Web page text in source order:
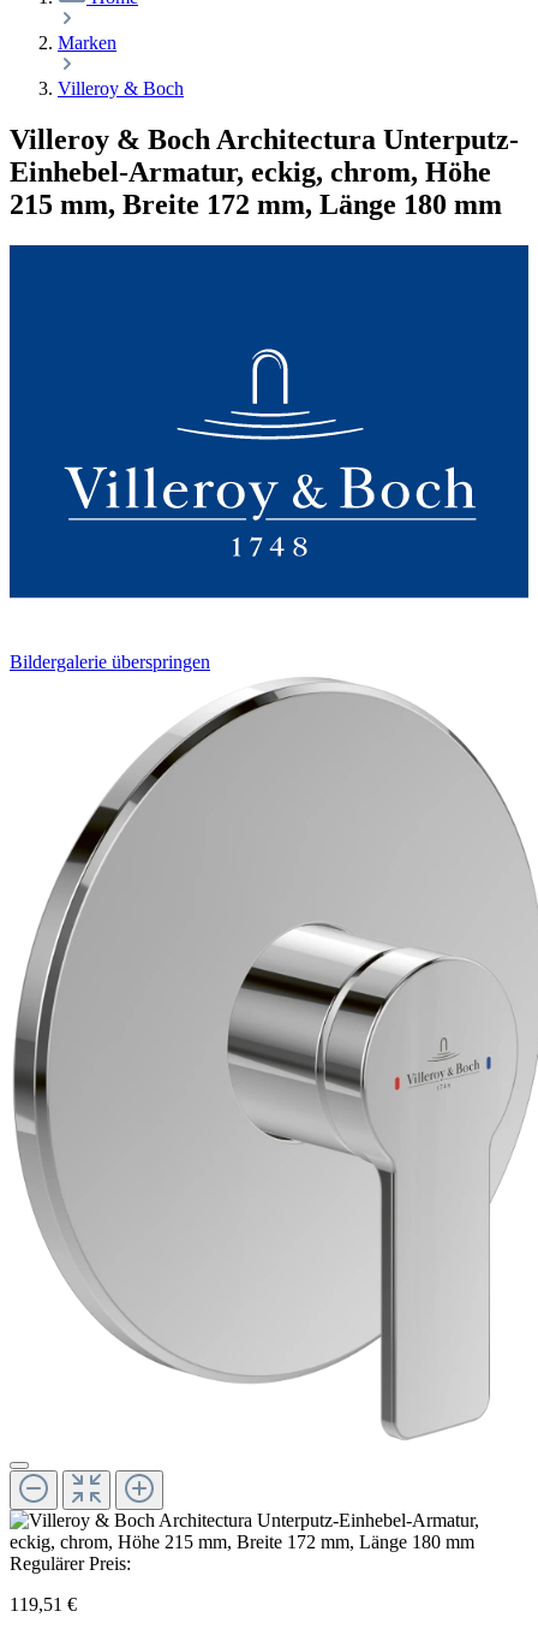
Marken
Villeroy & Boch
Villeroy & Boch Architectura Unterputz-
Einhebel-Armatur, eckig, chrom, Höhe
215 mm, Breite 172 mm, Länge 180 mm
Bildergalerie überspringen
Regulärer Preis:
119,51 €